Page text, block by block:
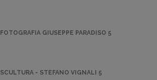
FOTOGRAFIA GIUSEPPE PARADISO 5
SCULTURA - STEFANO VIGNALI 5